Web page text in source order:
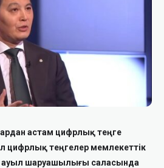
астам цифрлық теңге
цифрлық теңгелер мемлекеттік
ауыл шаруашылығы саласында